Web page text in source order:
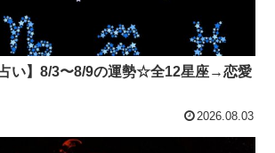
い】8/3〜8/9の運勢☆全12星座→恋愛
2026.08.03